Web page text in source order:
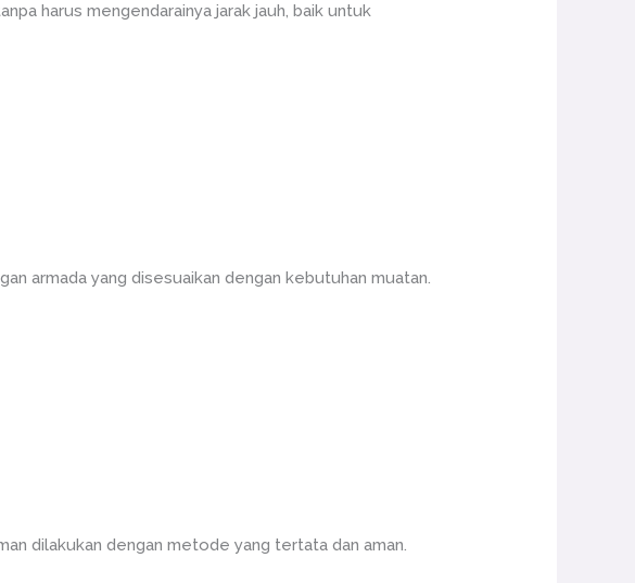
harus mengendarainya jarak jauh, baik untuk
armada yang disesuaikan dengan kebutuhan muatan.
dilakukan dengan metode yang tertata dan aman.